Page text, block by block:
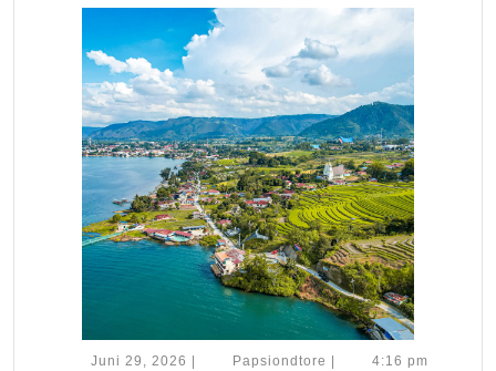
Juni 29, 2026 Juni
Papsiondtore Papsiondtore
4:16 pm